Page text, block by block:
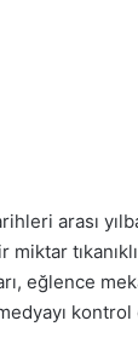
arası
eğlence
kontrol